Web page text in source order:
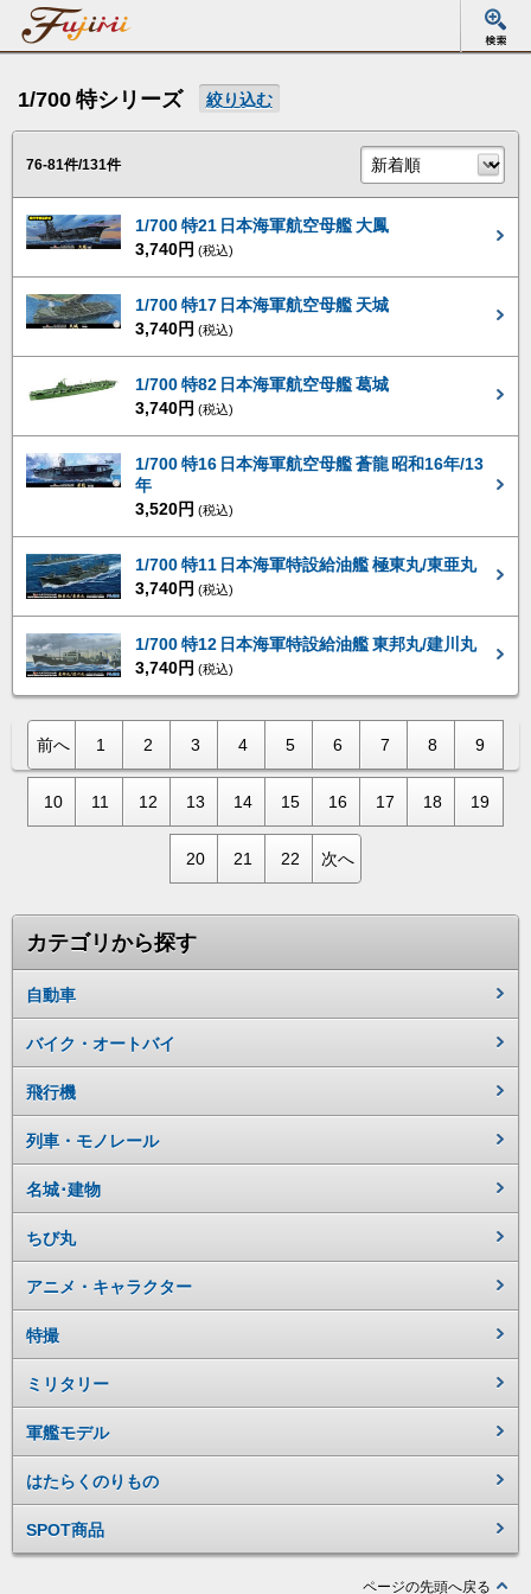
1/700 特シリーズ 絞り込む
76-81件/131件
1/700 特21 日本海軍航空母艦 大鳳
3,740円 (税込)
1/700 特17 日本海軍航空母艦 天城
3,740円 (税込)
1/700 特82 日本海軍航空母艦 葛城
3,740円 (税込)
1/700 特16 日本海軍航空母艦 蒼龍 昭和16年/13
年
3,520円 (税込)
1/700 特11 日本海軍特設給油艦 極東丸/東亜丸
3,740円 (税込)
1/700 特12 日本海軍特設給油艦 東邦丸/建川丸
3,740円 (税込)
前へ 1 2 3 4 5 6 7 8 9
10 11 12 13 14 15 16 17 18 19
20 21 22 次へ
カテゴリから探す
自動車
バイク・オートバイ
飛行機
列車・モノレール
名城･建物
ちび丸
アニメ・キャラクター
特撮
ミリタリー
軍艦モデル
はたらくのりもの
SPOT商品
ページの先頭へ戻る